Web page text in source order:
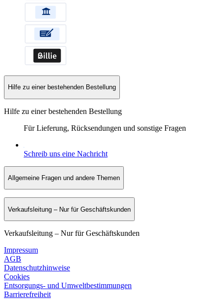
Hilfe zu einer bestehenden Bestellung
Hilfe zu einer bestehenden Bestellung
Für Lieferung, Rücksendungen und sonstige Fragen
Schreib uns eine Nachricht
Allgemeine Fragen und andere Themen
Verkaufsleitung – Nur für Geschäftskunden
Verkaufsleitung – Nur für Geschäftskunden
Impressum
AGB
Datenschutzhinweise
Cookies
Entsorgungs- und Umweltbestimmungen
Barrierefreiheit